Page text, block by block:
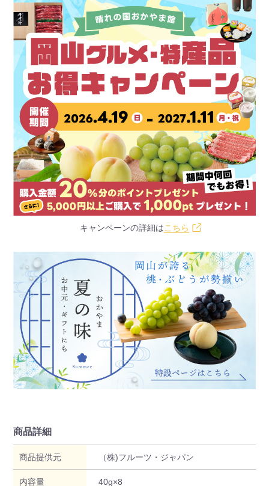
キャンペーンの詳細はこちら
商品詳細
商品提供元 （株)フルーツ・ジャパン
内容量 40g×8